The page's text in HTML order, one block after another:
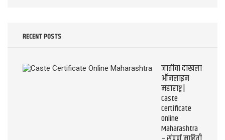
RECENT POSTS
जातीचा दाखला
ऑनलाइन
महाराष्ट्र |
Caste
Certificate
Online
Maharashtra